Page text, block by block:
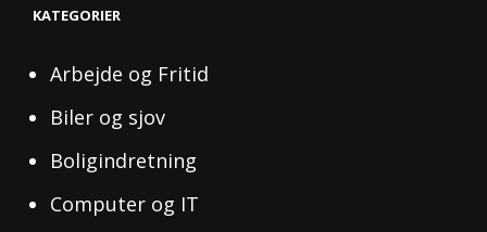
KATEGORIER
Arbejde og Fritid
Biler og sjov
Boligindretning
Computer og IT